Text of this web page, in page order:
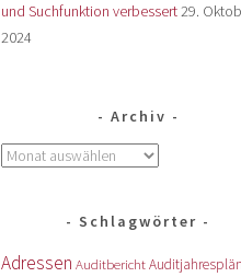
und Suchfunktion verbessert29.
2024
Archiv
Schlagwörter
Adressen Auditbericht